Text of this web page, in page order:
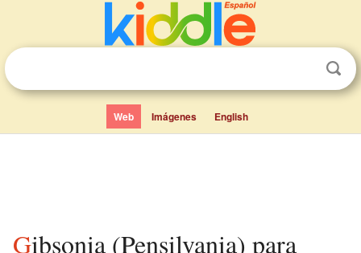
Web Imágenes English
Gibsonia (Pensilvania) para